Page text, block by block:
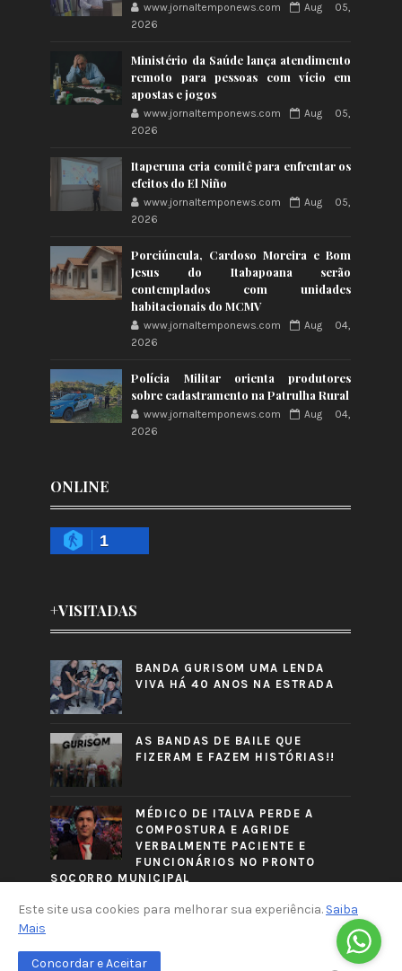
www.jornaltemponews.com
Aug 05,
2026
Ministério da Saúde lança atendimento
remoto para pessoas com vício em
apostas e jogos
www.jornaltemponews.com
Aug 05,
2026
Itaperuna cria comitê para enfrentar os
efeitos do El Niño
www.jornaltemponews.com
Aug 05,
2026
Porciúncula, Cardoso Moreira e Bom
Jesus do Itabapoana serão
contemplados com unidades
habitacionais do MCMV
www.jornaltemponews.com
Aug 04,
2026
Polícia Militar orienta produtores
sobre cadastramento na Patrulha Rural
www.jornaltemponews.com
Aug 04,
2026
ONLINE
1
+VISITADAS
BANDA GURISOM UMA LENDA
VIVA HÁ 40 ANOS NA ESTRADA
AS BANDAS DE BAILE QUE
FIZERAM E FAZEM HISTÓRIAS!!
MÉDICO DE ITALVA PERDE A
COMPOSTURA E AGRIDE
VERBALMENTE PACIENTE E
FUNCIONÁRIOS NO PRONTO
SOCORRO MUNICIPAL
Este site usa cookies para melhorar sua experiência. Saiba
Mais
Concordar e Aceitar